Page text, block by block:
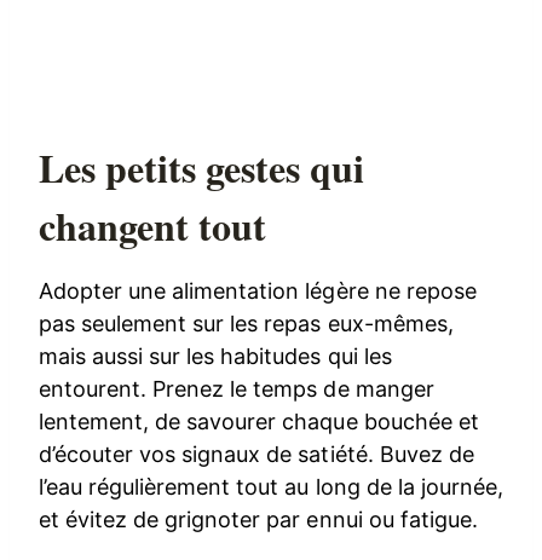
Les petits gestes qui
changent tout
Adopter une alimentation légère ne repose
pas seulement sur les repas eux-mêmes,
mais aussi sur les habitudes qui les
entourent. Prenez le temps de manger
lentement, de savourer chaque bouchée et
d’écouter vos signaux de satiété. Buvez de
l’eau régulièrement tout au long de la journée,
et évitez de grignoter par ennui ou fatigue.